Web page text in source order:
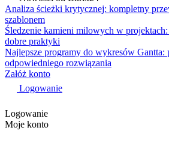
Analiza ścieżki krytycznej: kompletny
szablonem
Śledzenie kamieni milowych w projektach:
dobre praktyki
Najlepsze programy do wykresów
odpowiedniego rozwiązania
Załóż konto
Logowanie
Logowanie
Moje konto